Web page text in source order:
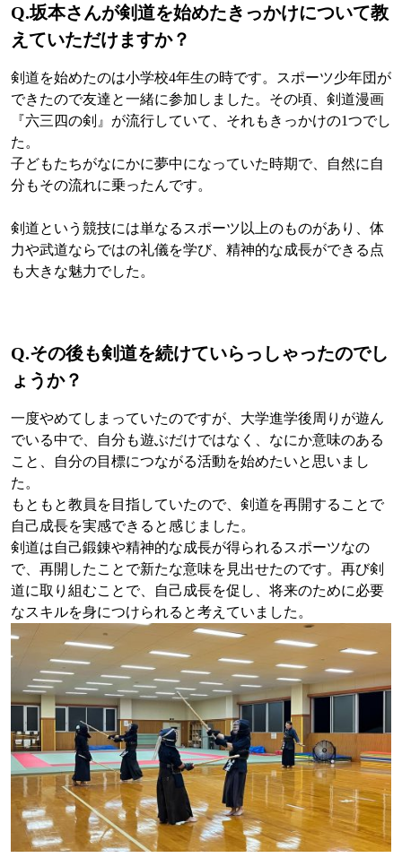
Q.坂本さんが剣道を始めたきっかけについて教
えていただけますか？
剣道を始めたのは小学校4年生の時です。スポーツ少年団が
できたので友達と一緒に参加しました。その頃、剣道漫画
『六三四の剣』が流行していて、それもきっかけの1つでし
た。
子どもたちがなにかに夢中になっていた時期で、自然に自
分もその流れに乗ったんです。
剣道という競技には単なるスポーツ以上のものがあり、体
力や武道ならではの礼儀を学び、精神的な成長ができる点
も大きな魅力でした。
Q.その後も剣道を続けていらっしゃったのでし
ょうか？
一度やめてしまっていたのですが、大学進学後周りが遊ん
でいる中で、自分も遊ぶだけではなく、なにか意味のある
こと、自分の目標につながる活動を始めたいと思いまし
た。
もともと教員を目指していたので、剣道を再開することで
自己成長を実感できると感じました。
剣道は自己鍛錬や精神的な成長が得られるスポーツなの
で、再開したことで新たな意味を見出せたのです。再び剣
道に取り組むことで、自己成長を促し、将来のために必要
なスキルを身につけられると考えていました。